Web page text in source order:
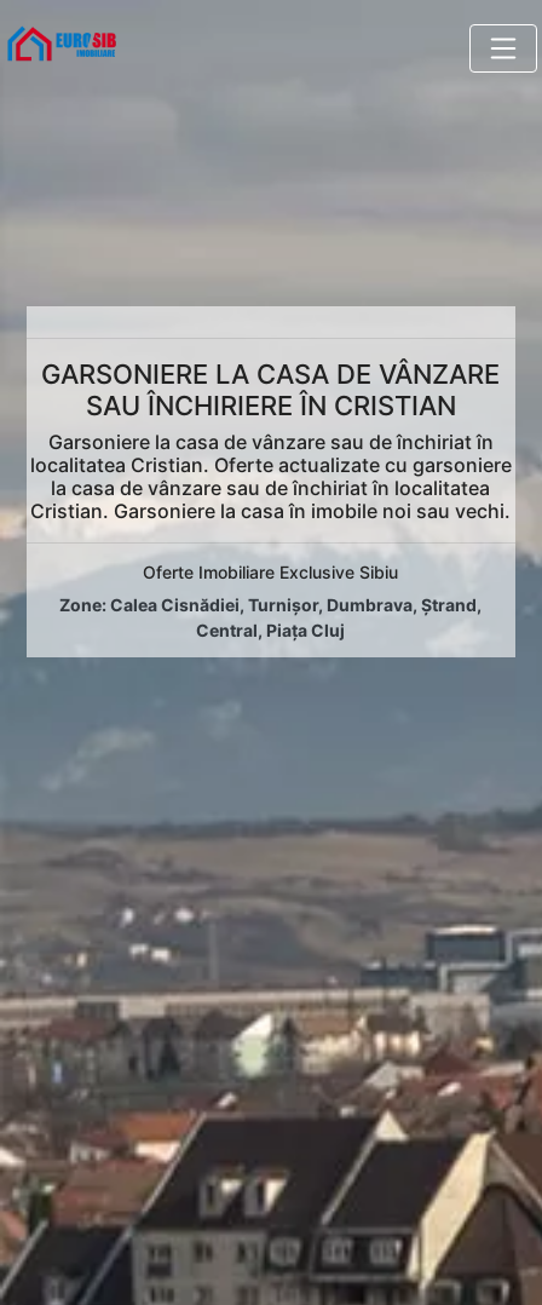
GARSONIERE LA CASA DE VÂNZARE
SAU ÎNCHIRIERE ÎN CRISTIAN
Garsoniere la casa de vânzare sau de închiriat în
localitatea Cristian. Oferte actualizate cu garsoniere
la casa de vânzare sau de închiriat în localitatea
Cristian. Garsoniere la casa în imobile noi sau vechi.
Oferte Imobiliare Exclusive Sibiu
Zone:Calea Cisnădiei,Turnișor, Dumbrava,Ștrand,
Central, Piața Cluj